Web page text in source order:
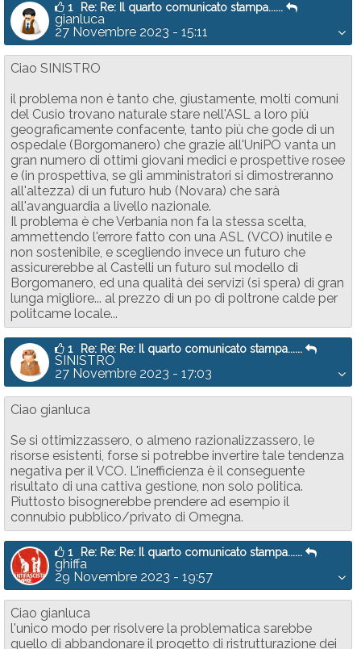
1 Re: Re: Il quarto comunicato stampa......
gianluca
27 Novembre 2023 - 15:11
Ciao SINISTRO
il problema non è tanto che, giustamente, molti comuni
del Cusio trovano naturale stare nell'ASL a loro più
geograficamente confacente, tanto più che gode di un
ospedale (Borgomanero) che grazie all'UniPO vanta un
gran numero di ottimi giovani medici e prospettive rosee
e (in prospettiva, se gli amministratori si dimostreranno
all'altezza) di un futuro hub (Novara) che sarà
all'avanguardia a livello nazionale.
Il problema è che Verbania non fa la stessa scelta,
ammettendo l'errore fatto con una ASL (VCO) inutile e
non sostenibile, e scegliendo invece un futuro che
assicurerebbe al Castelli un futuro sul modello di
Borgomanero, ed una qualità dei servizi (si spera) di gran
lunga migliore... al prezzo di un po di poltrone calde per
politcame locale...
1 Re: Re: Re: Il quarto comunicato stampa......
SINISTRO
27 Novembre 2023 - 17:03
Ciao gianluca
Se si ottimizzassero, o almeno razionalizzassero, le
risorse esistenti, forse si potrebbe invertire tale tendenza
negativa per il VCO. L'inefficienza è il conseguente
risultato di una cattiva gestione, non solo politica.
Piuttosto bisognerebbe prendere ad esempio il
connubio pubblico/privato di Omegna.
1 Re: Re: Re: Il quarto comunicato stampa......
ghiffa
29 Novembre 2023 - 19:57
Ciao gianluca
l'unico modo per risolvere la problematica sarebbe
quello di abbandonare il progetto di ristrutturazione dei